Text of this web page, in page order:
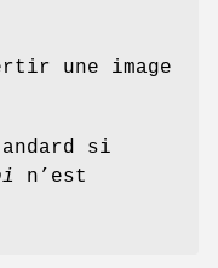
une image
si
n’est